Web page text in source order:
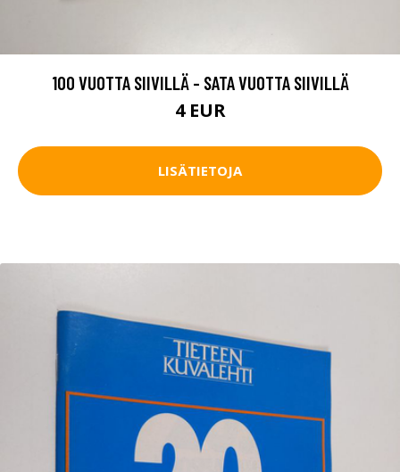
100 VUOTTA SIIVILLÄ - SATA VUOTTA SIIVILLÄ
4 EUR
LISÄTIETOJA